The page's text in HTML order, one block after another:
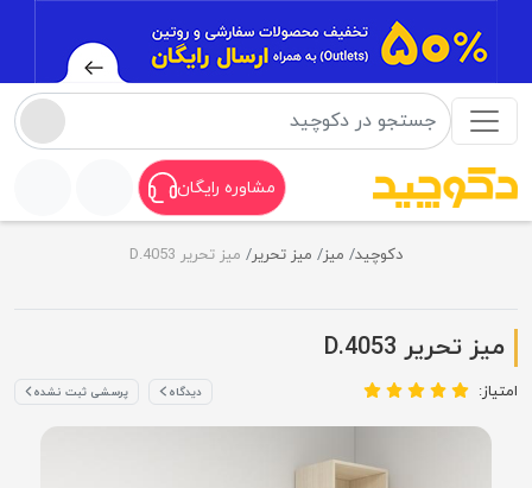
مشاوره رایگان
دکوچید میز میز تحریر میز تحریر D.4053
میز تحریر D.4053
امتیاز: دیدگاه پرسشی ثبت نشده